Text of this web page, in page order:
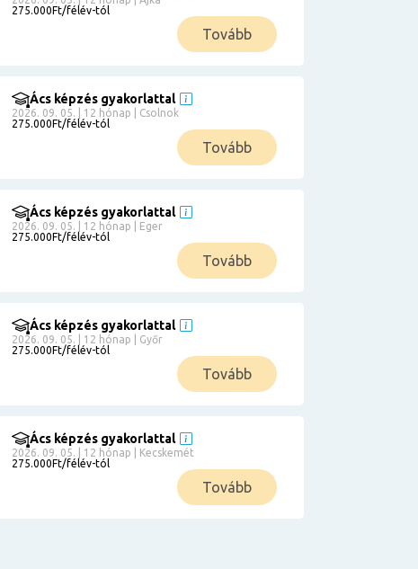
275.000Ft/félév-tól
Tovább
Ács képzés gyakorlattal
2026. 09. 05. | 12 hónap | Csolnok
275.000Ft/félév-tól
Tovább
Ács képzés gyakorlattal
2026. 09. 05. | 12 hónap | Eger
275.000Ft/félév-tól
Tovább
Ács képzés gyakorlattal
2026. 09. 05. | 12 hónap | Győr
275.000Ft/félév-tól
Tovább
Ács képzés gyakorlattal
2026. 09. 05. | 12 hónap | Kecskemét
275.000Ft/félév-tól
Tovább